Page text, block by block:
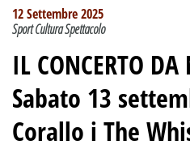
12 Settembre 2025
Sport Cultura Spettacolo
IL CONCERTO DA
Sabato 13
Corallo i The